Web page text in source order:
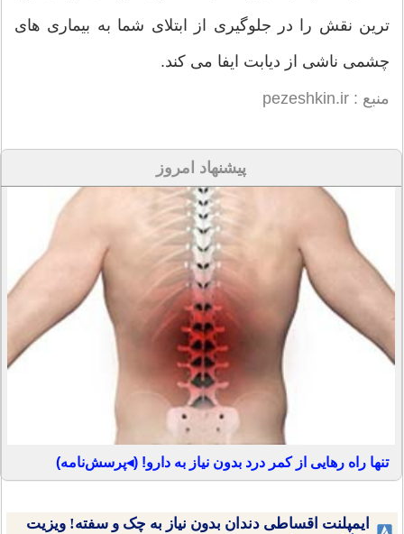
ترین نقش را در جلوگیری از ابتلای شما به بیماری های
چشمی ناشی از دیابت ایفا می کند.
منبع : pezeshkin.ir
پیشنهاد امروز
تنها راه رهایی از کمر درد بدون نیاز به دارو! (◂پرسش‌نامه)
ایمپلنت اقساطی دندان بدون نیاز به چک و سفته! ویزیت